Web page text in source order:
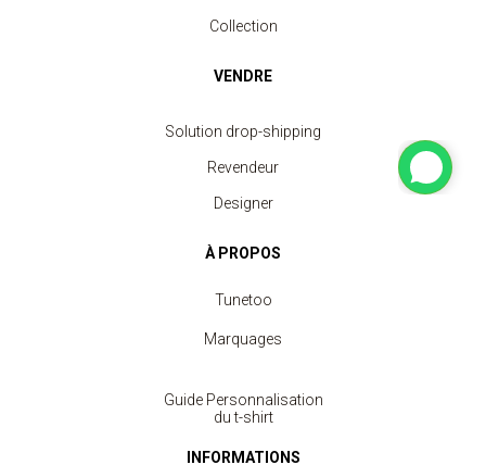
Collection
VENDRE
Solution drop-shipping
Revendeur
Designer
À PROPOS
Tunetoo
Marquages
Guide Personnalisation
du t-shirt
INFORMATIONS